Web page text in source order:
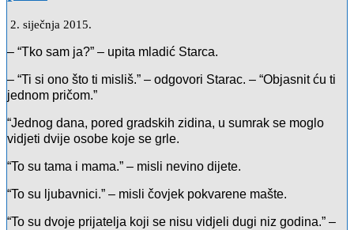
2. siječnja 2015.
– “Tko sam ja?” – upita mladić Starca.
– “Ti si ono što ti misliš.” – odgovori Starac. – “Objasnit ću ti
jednom pričom.”
“Jednog dana, pored gradskih zidina, u sumrak se moglo
vidjeti dvije osobe koje se grle.
“To su tama i mama.” – misli nevino dijete.
“To su ljubavnici.” – misli čovjek pokvarene mašte.
“To su dvoje prijatelja koji se nisu vidjeli dugi niz godina.” –